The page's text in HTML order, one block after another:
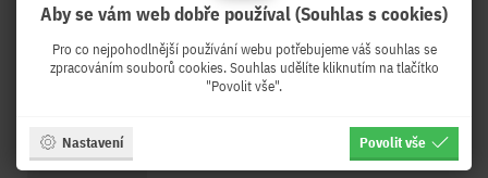
Novinka 2024 ASUS Zenbook DUO OLED
UX8406 Notebook s 20"displej
Více
Aby se vám web dobře používal (Souhlas s cookies)
Pro co nejpohodlnější používání webu potřebujeme váš souhlas se
zpracováním souborů cookies. Souhlas udělíte kliknutím na tlačítko
"Povolit vše".
Nastavení Povolit vše